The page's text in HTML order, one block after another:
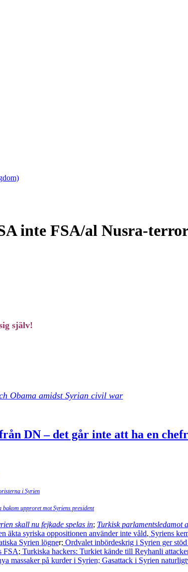
inte FSA/al Nusra-
själv!
Obama amidst Syrian civil war
DN – det går inte att ha en
i Syrien
upproret mot Syriens president
skall nu fejkade spelas in; Turkisk parlamentsledamot
äkta syriska oppositionen använder inte våld, Syriens
Syrien lögner; Ordvalet inbördeskrig i Syrien ger
FSA; Turkiska hackers: Turkiet kände till Reyhanli
massaker på kurder i Syrien; Gasattack i Syrien